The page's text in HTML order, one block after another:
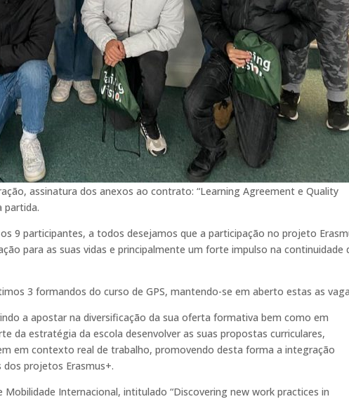
assinatura dos anexos ao contrato: “Learning Agreement e Quality
partida.
9 participantes, a todos desejamos que a participação no projeto
para as suas vidas e principalmente um forte impulso na continuidade
3 formandos do curso de GPS, mantendo-se em aberto estas as
a apostar na diversificação da sua oferta formativa bem como em
da estratégia da escola desenvolver as suas propostas curriculares,
em contexto real de trabalho, promovendo desta forma a integração
projetos Erasmus+.
Internacional, intitulado “Discovering new work practices in